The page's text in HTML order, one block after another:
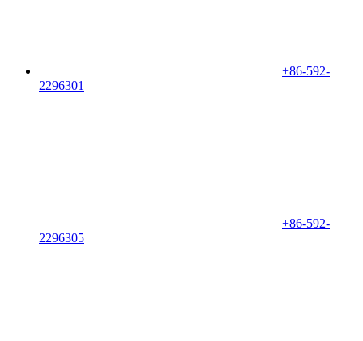
+86-592-
2296301
+86-592-
2296305